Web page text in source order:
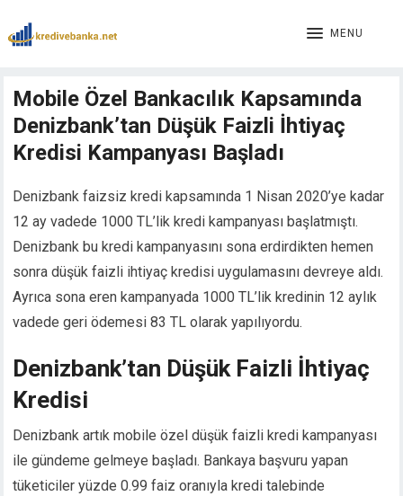
panel
panel
panel
panel
panel
panel
panel
panel
panel
panel
panel
MENU
Mobile Özel Bankacılık Kapsamında
Denizbank’tan Düşük Faizli İhtiyaç
Kredisi Kampanyası Başladı
Denizbank faizsiz kredi kapsamında 1 Nisan 2020’ye kadar
12 ay vadede 1000 TL’lik kredi kampanyası başlatmıştı.
Denizbank bu kredi kampanyasını sona erdirdikten hemen
sonra düşük faizli ihtiyaç kredisi uygulamasını devreye aldı.
Ayrıca sona eren kampanyada 1000 TL’lik kredinin 12 aylık
vadede geri ödemesi 83 TL olarak yapılıyordu.
Denizbank’tan Düşük Faizli İhtiyaç
Kredisi
Denizbank artık mobile özel düşük faizli kredi kampanyası
ile gündeme gelmeye başladı. Bankaya başvuru yapan
tüketiciler yüzde 0.99 faiz oranıyla kredi talebinde